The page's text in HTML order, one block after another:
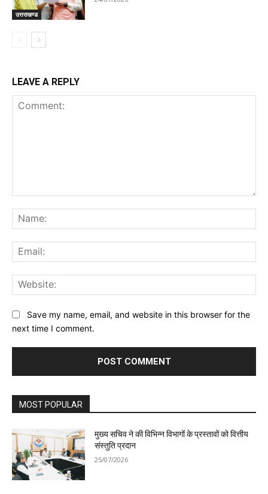
उत्तराखण्ड
LEAVE A REPLY
Save my name, email, and website in this browser for the
next time I comment.
MOST POPULAR
मुख्य सचिव ने की विभिन्न विभागों के प्रस्तावों को वित्तीय
संस्तुति प्रदान
25/07/2026